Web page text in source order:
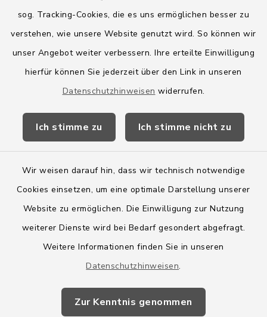
sog. Tracking-Cookies, die es uns ermöglichen besser zu
verstehen, wie unsere Website genutzt wird. So können wir
unser Angebot weiter verbessern. Ihre erteilte Einwilligung
hierfür können Sie jederzeit über den Link in unseren
Datenschutzhinweisen widerrufen.
Ich stimme zu Ich stimme nicht zu
Wir weisen darauf hin, dass wir technisch notwendige
Cookies einsetzen, um eine optimale Darstellung unserer
Website zu ermöglichen. Die Einwilligung zur Nutzung
weiterer Dienste wird bei Bedarf gesondert abgefragt.
Weitere Informationen finden Sie in unseren
Datenschutzhinweisen.
Zur Kenntnis genommen
Quicklinks
Amt Boostedt-Rickling
Amtsbroschüre
Wege-Zweckverband
Barrierefreiheit
Impressum